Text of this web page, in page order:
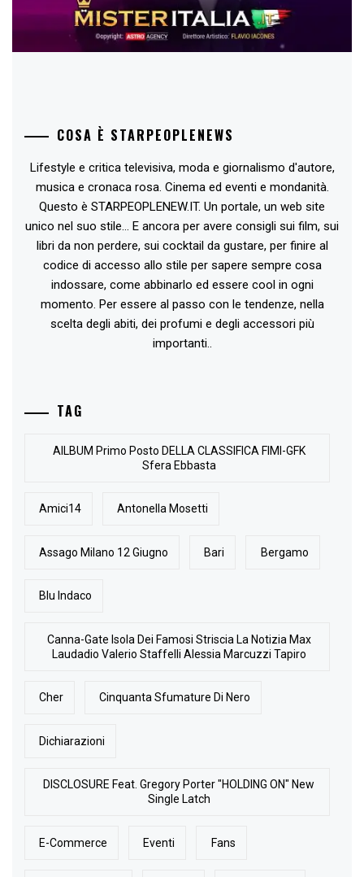
COSA È STARPEOPLENEWS
Lifestyle e critica televisiva, moda e giornalismo d'autore,
musica e cronaca rosa. Cinema ed eventi e mondanità.
Questo è STARPEOPLENEW.IT. Un portale, un web site
unico nel suo stile... E ancora per avere consigli sui film, sui
libri da non perdere, sui cocktail da gustare, per finire al
codice di accesso allo stile per sapere sempre cosa
indossare, come abbinarlo ed essere cool in ogni
momento. Per essere al passo con le tendenze, nella
scelta degli abiti, dei profumi e degli accessori più
importanti..
TAG
AlLBUM Primo Posto DELLA CLASSIFICA FIMI-GFK
Sfera Ebbasta
Amici14 Antonella Mosetti
Assago Milano 12 Giugno Bari Bergamo
Blu Indaco
Canna-Gate Isola Dei Famosi Striscia La Notizia Max
Laudadio Valerio Staffelli Alessia Marcuzzi Tapiro
Cher Cinquanta Sfumature Di Nero
Dichiarazioni
DISCLOSURE Feat. Gregory Porter "HOLDING ON" New
Single Latch
E-Commerce Eventi Fans